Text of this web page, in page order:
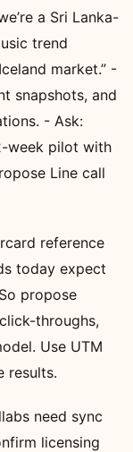
a Sri Lanka-
trend
market.” -
snapshots, and
- Ask:
week pilot with
Line call
reference
today expect
propose
throughs,
Use UTM
results.
need sync
licensing